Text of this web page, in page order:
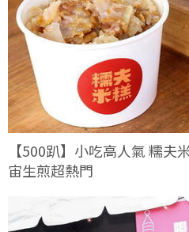
【500趴】小吃高人氣 糯夫米糕迅
宙生煎超熱門